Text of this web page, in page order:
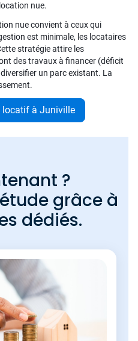
nue.
nue convient à ceux qui
est minimale, les locataires
stratégie attire les
des travaux à financer (déficit
un parc existant. La
locatif à Juniville
?
grâce à
dédiés.